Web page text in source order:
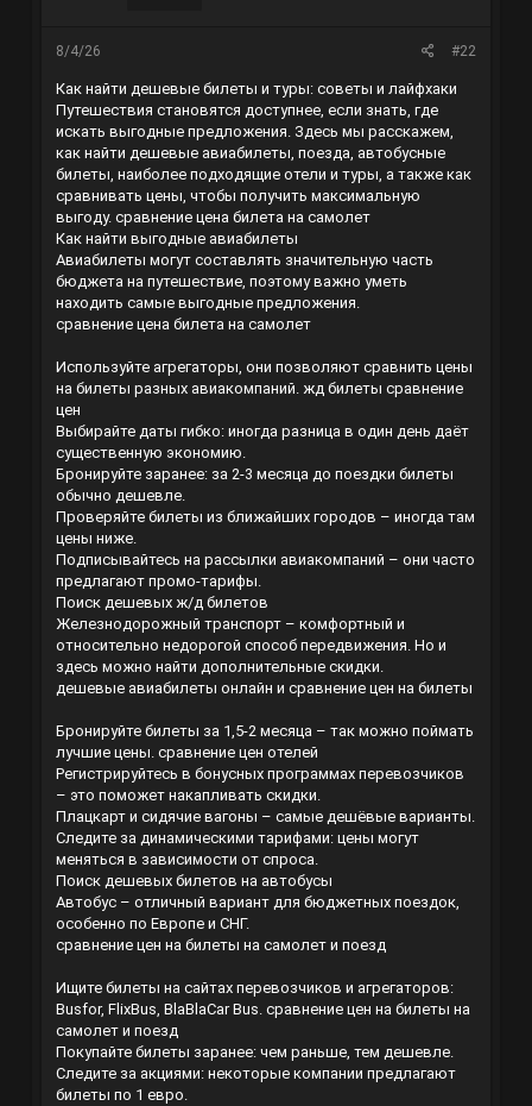
8/4/26 #22
Как найти дешевые билеты и туры: советы и лайфхаки
Путешествия становятся доступнее, если знать, где
искать выгодные предложения. Здесь мы расскажем,
как найти дешевые авиабилеты, поезда, автобусные
билеты, наиболее подходящие отели и туры, а также как
сравнивать цены, чтобы получить максимальную
выгоду. сравнение цена билета на самолет
Как найти выгодные авиабилеты
Авиабилеты могут составлять значительную часть
бюджета на путешествие, поэтому важно уметь
находить самые выгодные предложения.
сравнение цена билета на самолет
Используйте агрегаторы, они позволяют сравнить цены
на билеты разных авиакомпаний. жд билеты сравнение
цен
Выбирайте даты гибко: иногда разница в один день даёт
существенную экономию.
Бронируйте заранее: за 2-3 месяца до поездки билеты
обычно дешевле.
Проверяйте билеты из ближайших городов – иногда там
цены ниже.
Подписывайтесь на рассылки авиакомпаний – они часто
предлагают промо-тарифы.
Поиск дешевых ж/д билетов
Железнодорожный транспорт – комфортный и
относительно недорогой способ передвижения. Но и
здесь можно найти дополнительные скидки.
дешевые авиабилеты онлайн и сравнение цен на билеты
Бронируйте билеты за 1,5-2 месяца – так можно поймать
лучшие цены. сравнение цен отелей
Регистрируйтесь в бонусных программах перевозчиков
– это поможет накапливать скидки.
Плацкарт и сидячие вагоны – самые дешёвые варианты.
Следите за динамическими тарифами: цены могут
меняться в зависимости от спроса.
Поиск дешевых билетов на автобусы
Автобус – отличный вариант для бюджетных поездок,
особенно по Европе и СНГ.
сравнение цен на билеты на самолет и поезд
Ищите билеты на сайтах перевозчиков и агрегаторов:
Busfor, FlixBus, BlaBlaCar Bus. сравнение цен на билеты на
самолет и поезд
Покупайте билеты заранее: чем раньше, тем дешевле.
Следите за акциями: некоторые компании предлагают
билеты по 1 евро.